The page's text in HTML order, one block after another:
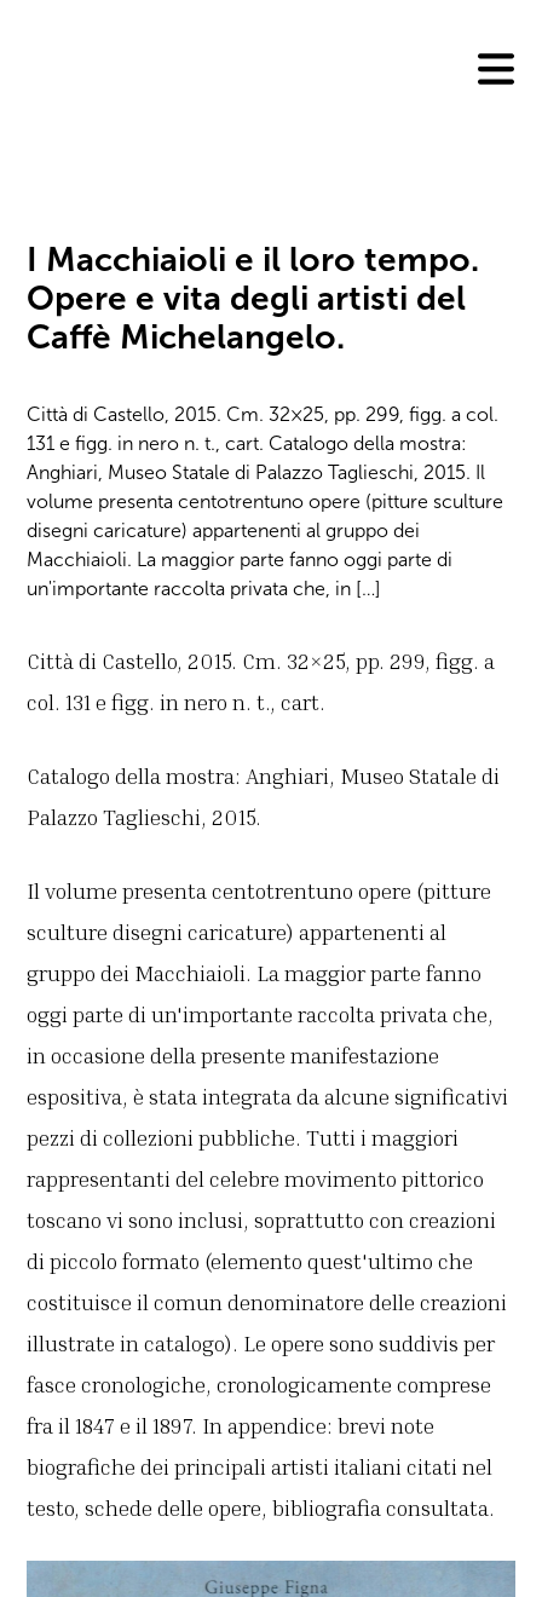
I Macchiaioli e il loro tempo.
Opere e vita degli artisti del
Caffè Michelangelo.
Città di Castello, 2015. Cm. 32×25, pp. 299, figg. a col.
131 e figg. in nero n. t., cart. Catalogo della mostra:
Anghiari, Museo Statale di Palazzo Taglieschi, 2015. Il
volume presenta centotrentuno opere (pitture sculture
disegni caricature) appartenenti al gruppo dei
Macchiaioli. La maggior parte fanno oggi parte di
un'importante raccolta privata che, in […]
Città di Castello, 2015. Cm. 32×25, pp. 299, figg. a
col. 131 e figg. in nero n. t., cart.
Catalogo della mostra: Anghiari, Museo Statale di
Palazzo Taglieschi, 2015.
Il volume presenta centotrentuno opere (pitture
sculture disegni caricature) appartenenti al
gruppo dei Macchiaioli. La maggior parte fanno
oggi parte di un'importante raccolta privata che,
in occasione della presente manifestazione
espositiva, è stata integrata da alcune significativi
pezzi di collezioni pubbliche. Tutti i maggiori
rappresentanti del celebre movimento pittorico
toscano vi sono inclusi, soprattutto con creazioni
di piccolo formato (elemento quest'ultimo che
costituisce il comun denominatore delle creazioni
illustrate in catalogo). Le opere sono suddivis per
fasce cronologiche, cronologicamente comprese
fra il 1847 e il 1897. In appendice: brevi note
biografiche dei principali artisti italiani citati nel
testo, schede delle opere, bibliografia consultata.